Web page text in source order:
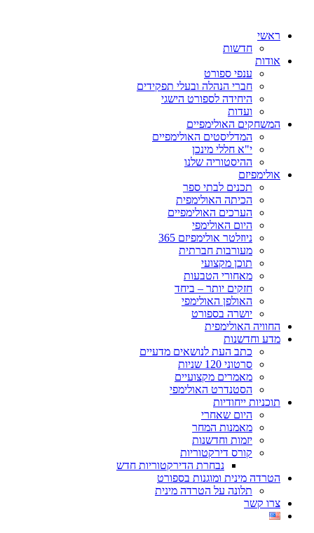
ראשי
חדשות
אודות
ענפי ספורט
חברי הנהלה ובעלי תפקידים
היחידה לספורט הישגי
ועדות
המשחקים האולימפיים
המדליסטים האולימפיים
י"א חללי מינכן
ההיסטוריה שלנו
אולימפיזם
תכנים לבתי ספר
הכיתה האולימפית
הערכים האולימפיים
היום האולימפי
ניוזלטר אולימפיזם 365
מעורבות חברתית
תוכן מקצועי
מאחורי הטבעות
חזקים יותר – ביחד
האולפן האולימפי
יושרה בספורט
החוויה האולימפית
מדע וחדשנות
כתב העת לנושאים מדעיים
סרטוני 120 שניות
מאמרים מקצועיים
הסטנדרט האולימפי
תוכניות ייחודיות
היום שאחרי
מאמנות המחר
יזמות וחדשנות
קורס דירקטוריות
נבחרת הדירקטוריות חדש
הטרדה מינית ומוגנות בספורט
תלונה על הטרדה מינית
צרו קשר